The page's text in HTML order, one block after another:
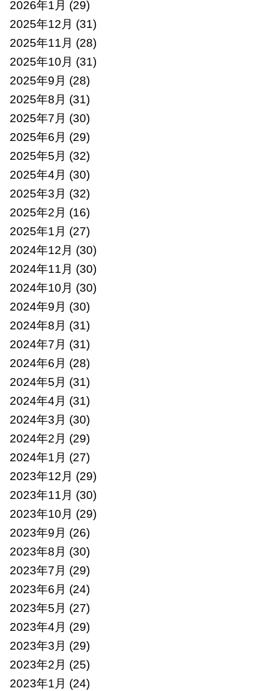
2026年1月 (29)
2025年12月 (31)
2025年11月 (28)
2025年10月 (31)
2025年9月 (28)
2025年8月 (31)
2025年7月 (30)
2025年6月 (29)
2025年5月 (32)
2025年4月 (30)
2025年3月 (32)
2025年2月 (16)
2025年1月 (27)
2024年12月 (30)
2024年11月 (30)
2024年10月 (30)
2024年9月 (30)
2024年8月 (31)
2024年7月 (31)
2024年6月 (28)
2024年5月 (31)
2024年4月 (31)
2024年3月 (30)
2024年2月 (29)
2024年1月 (27)
2023年12月 (29)
2023年11月 (30)
2023年10月 (29)
2023年9月 (26)
2023年8月 (30)
2023年7月 (29)
2023年6月 (24)
2023年5月 (27)
2023年4月 (29)
2023年3月 (29)
2023年2月 (25)
2023年1月 (24)